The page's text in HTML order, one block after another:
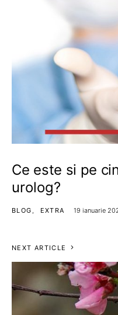
Ce este si pe
urolog?
BLOG EXTRA 19 ianuarie
NEXT ARTICLE